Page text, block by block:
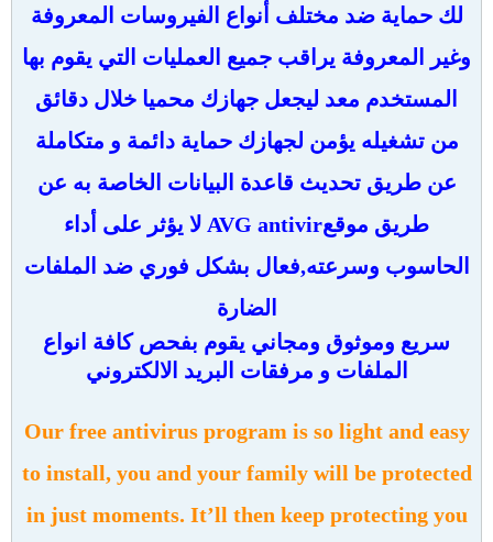
لك حماية ضد مختلف أنواع الفيروسات المعروفة
وغير المعروفة يراقب جميع العمليات التي يقوم بها
المستخدم معد ليجعل جهازك محميا خلال دقائق
من تشغيله يؤمن لجهازك حماية دائمة و متكاملة
عن طريق تحديث قاعدة البيانات الخاصة به عن
طريق موقعAVG antivir لا يؤثر على أداء
الحاسوب وسرعته,فعال بشكل فوري ضد الملفات
الضارة
سريع وموثوق ومجاني يقوم بفحص كافة انواع
الملفات و مرفقات البريد الالكتروني
Our free antivirus program is so light and easy
to install, you and your family will be protected
in just moments. It’ll then keep protecting you